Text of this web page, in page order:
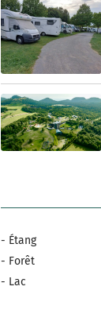
- Étang
- Forêt
- Lac